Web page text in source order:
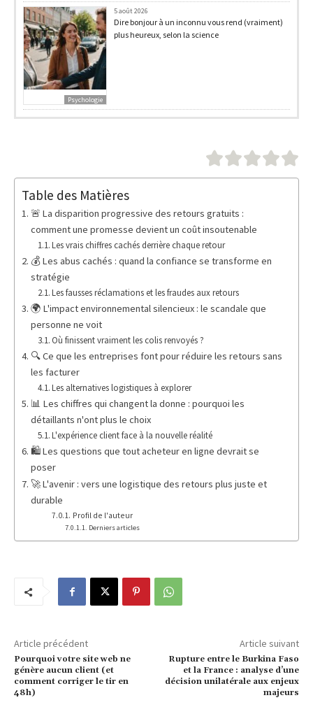
Psychologie
5 août 2026
Dire bonjour à un inconnu vous rend (vraiment)
plus heureux, selon la science
Table des Matières
🚨 La disparition progressive des retours gratuits :
comment une promesse devient un coût insoutenable
Les vrais chiffres cachés derrière chaque retour
💰 Les abus cachés : quand la confiance se transforme en
stratégie
Les fausses réclamations et les fraudes aux retours
🌍 L'impact environnemental silencieux : le scandale que
personne ne voit
Où finissent vraiment les colis renvoyés ?
🔍 Ce que les entreprises font pour réduire les retours sans
les facturer
Les alternatives logistiques à explorer
📊 Les chiffres qui changent la donne : pourquoi les
détaillants n'ont plus le choix
L'expérience client face à la nouvelle réalité
🛍️ Les questions que tout acheteur en ligne devrait se
poser
🚀 L'avenir : vers une logistique des retours plus juste et
durable
Profil de l'auteur
Derniers articles
Article précédent
Pourquoi votre site web ne
génère aucun client (et
comment corriger le tir en
48h)
Article suivant
Rupture entre le Burkina Faso
et la France : analyse d’une
décision unilatérale aux enjeux
majeurs